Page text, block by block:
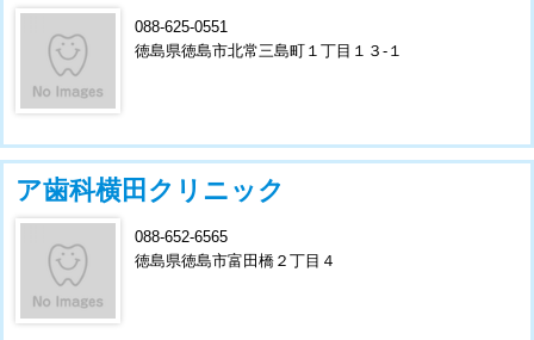
088-625-0551
徳島県徳島市北常三島町１丁目１３-１
ア歯科横田クリニック
088-652-6565
徳島県徳島市富田橋２丁目４